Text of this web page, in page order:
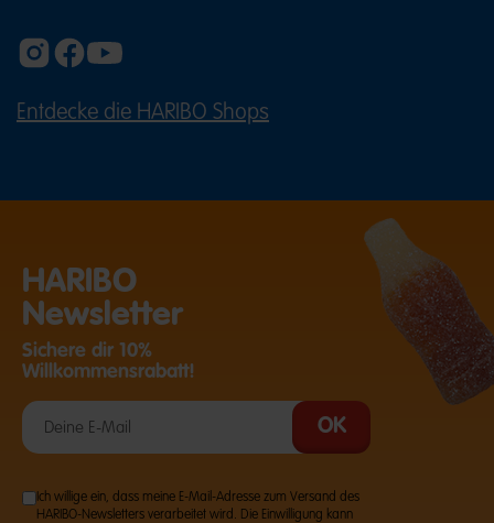
Entdecke die HARIBO Shops
HARIBO
Newsletter
Sichere dir 10%
Willkommensrabatt!
Ich willige ein, dass meine E-Mail-Adresse zum Versand des
HARIBO-Newsletters verarbeitet wird. Die Einwilligung kann